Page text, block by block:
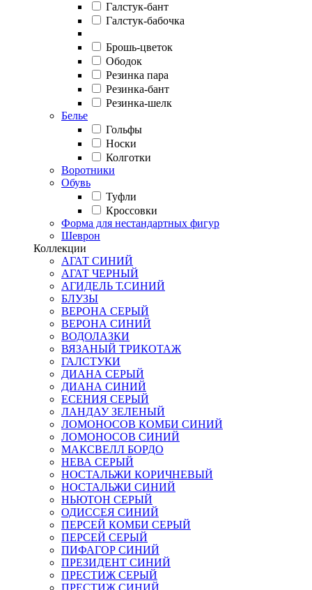
Галстук-бант
Галстук-бабочка
Брошь-цветок
Ободок
Резинка пара
Резинка-бант
Резинка-шелк
Белье
Гольфы
Носки
Колготки
Воротники
Обувь
Туфли
Кроссовки
Форма для нестандартных фигур
Шеврон
Коллекции
АГАТ СИНИЙ
АГАТ ЧЕРНЫЙ
АГИДЕЛЬ Т.СИНИЙ
БЛУЗЫ
ВЕРОНА СЕРЫЙ
ВЕРОНА СИНИЙ
ВОДОЛАЗКИ
ВЯЗАНЫЙ ТРИКОТАЖ
ГАЛСТУКИ
ДИАНА СЕРЫЙ
ДИАНА СИНИЙ
ЕСЕНИЯ СЕРЫЙ
ЛАНДАУ ЗЕЛЕНЫЙ
ЛОМОНОСОВ КОМБИ СИНИЙ
ЛОМОНОСОВ СИНИЙ
МАКСВЕЛЛ БОРДО
НЕВА СЕРЫЙ
НОСТАЛЬЖИ КОРИЧНЕВЫЙ
НОСТАЛЬЖИ СИНИЙ
НЬЮТОН СЕРЫЙ
ОДИССЕЯ СИНИЙ
ПЕРСЕЙ КОМБИ СЕРЫЙ
ПЕРСЕЙ СЕРЫЙ
ПИФАГОР СИНИЙ
ПРЕЗИДЕНТ СИНИЙ
ПРЕСТИЖ СЕРЫЙ
ПРЕСТИЖ СИНИЙ